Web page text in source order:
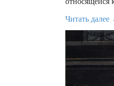
Читать далее